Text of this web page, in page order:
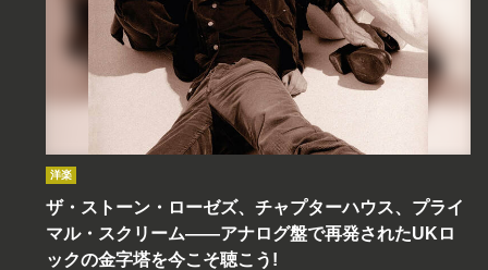
洋楽
ザ・ストーン・ローゼズ、チャプターハウス、プライ
マル・スクリーム――アナログ盤で再発されたUKロ
ックの金字塔を今こそ聴こう!